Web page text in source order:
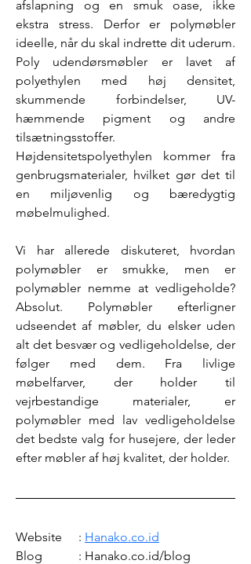
afslapning og en smuk oase, ikke
ekstra stress. Derfor er polymøbler
ideelle, når du skal indrette dit uderum.
Poly udendørsmøbler er lavet af
polyethylen med høj densitet,
skummende forbindelser, UV-
hæmmende pigment og andre
tilsætningsstoffer.
Højdensitetspolyethylen kommer fra
genbrugsmaterialer, hvilket gør det til
en miljøvenlig og bæredygtig
møbelmulighed.
Vi har allerede diskuteret, hvordan
polymøbler er smukke, men er
polymøbler nemme at vedligeholde?
Absolut. Polymøbler efterligner
udseendet af møbler, du elsker uden
alt det besvær og vedligeholdelse, der
følger med dem. Fra livlige
møbelfarver, der holder til
vejrbestandige materialer, er
polymøbler med lav vedligeholdelse
det bedste valg for husejere, der leder
efter møbler af høj kvalitet, der holder.
Website	: Hanako.co.id
Blog		: Hanako.co.id/blog